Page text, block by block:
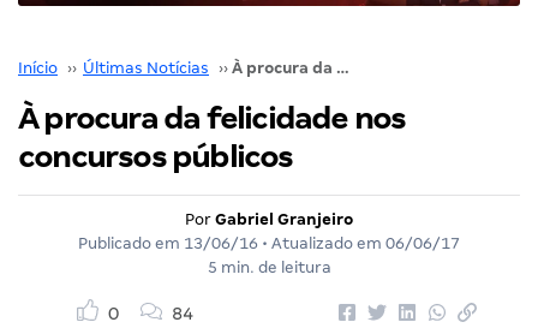
Início ›› Últimas Notícias ›› À procura da felicidade nos concursos públicos
À procura da felicidade nos
concursos públicos
Por Gabriel Granjeiro
Publicado em 13/06/16 • Atualizado em 06/06/17
5 min. de leitura
0 84